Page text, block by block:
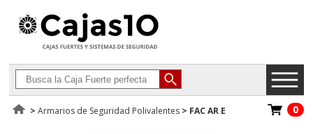
>Armarios de Seguridad Polivalentes > FAC AR E 0